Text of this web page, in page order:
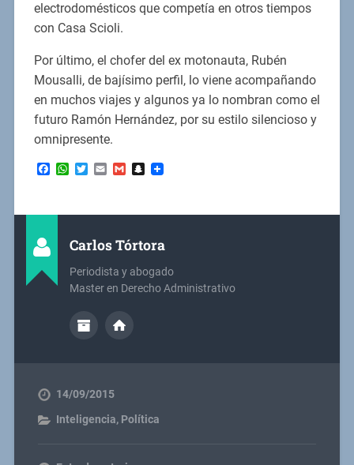
electrodomésticos que competía en otros tiempos
con Casa Scioli.
Por último, el chofer del ex motonauta, Rubén
Mousalli, de bajísimo perfil, lo viene acompañando
en muchos viajes y algunos ya lo nombran como el
futuro Ramón Hernández, por su estilo silencioso y
omnipresente.
Facebook
WhatsApp
TwitterEmailGmailSnapchat
Carlos Tórtora
Periodista y abogado
Master en Derecho Administrativo
14/09/2015
Inteligencia, Política